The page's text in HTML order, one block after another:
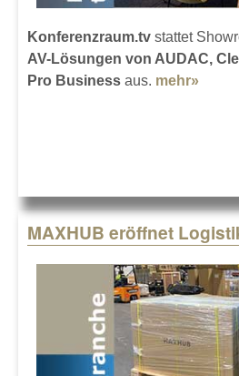
Konferenzraum.tv stattet
AV-Lösungen von AUDAC,
Pro Business aus. mehr»
MAXHUB eröffnet